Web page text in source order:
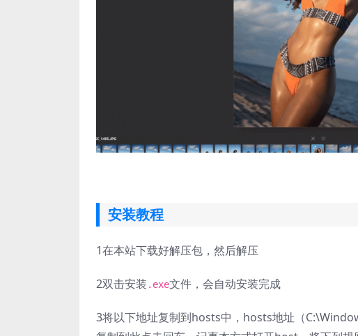
安装教程
1在本站下载好解压包，然后解压
2双击安装 .exe文件，会自动安装完成
3将以下地址复制到hosts中，hosts地址（